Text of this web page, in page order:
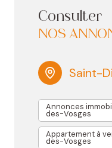
Consulter
NOS
Saint-
Annonces
des-Vosges
Appartement à
des-Vosges